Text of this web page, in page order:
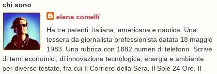
chi sono
elena comelli
Ha tre patenti: italiana, americana e nautica. Una
tessera da giornalista professionista datata 18 maggio
1983. Una rubrica con 1882 numeri di telefono. Scrive
di temi economici, di innovazione tecnologica, energia e ambiente
per diverse testate, fra cui Il Corriere della Sera, Il Sole 24 Ore, Il